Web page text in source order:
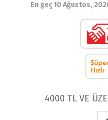
En geç 10 Ağustos,
4000 TL VE